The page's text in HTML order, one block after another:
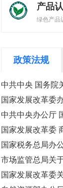
产品
绿色产品
政策法规
中共中央 国务院
国家发展改革委
中共中央办公厅
国家发展改革委
国家税务总局办
市场监管总局关
国家发展改革委